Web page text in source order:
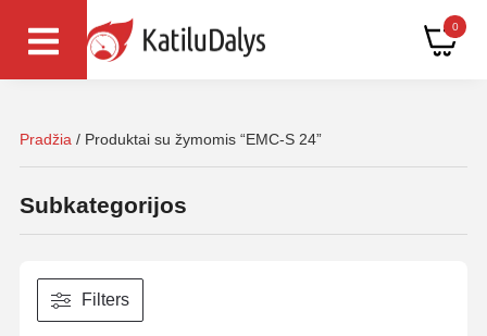
0
Pradžia / Produktai su žymomis “EMC-S 24”
Subkategorijos
Filters